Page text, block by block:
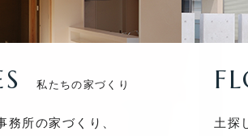
私たちの家づくり
務所の家づくり、 土探